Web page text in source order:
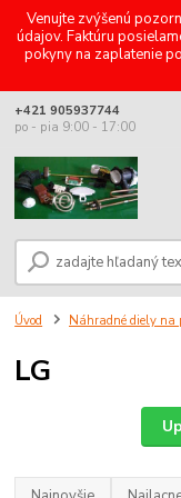
Venujte zvýšenú
údajov. Faktúru
pokyny na zaplatenie
+421 905937744
po - pia 9:00 - 17:00
Úvod Náhradné diely na
LG